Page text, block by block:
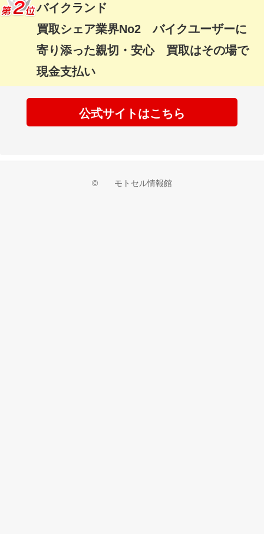
バイクランド
買取シェア業界No2 バイクユーザーに
寄り添った親切・安心 買取はその場で
現金支払い
公式サイトはこちら
© モトセル情報館